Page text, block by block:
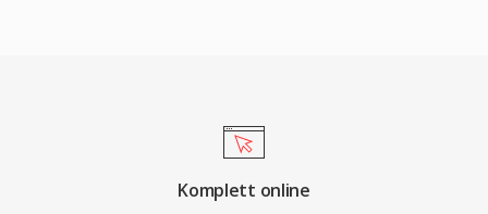
Komplett online